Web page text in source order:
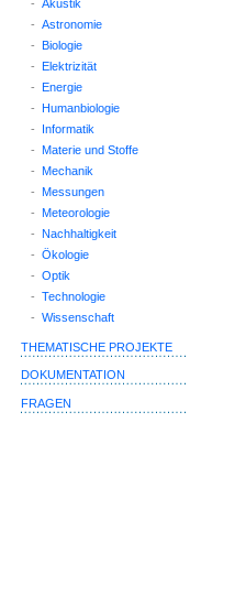
- Akustik
- Astronomie
- Biologie
- Elektrizität
- Energie
- Humanbiologie
-
Informatik
- Materie und Stoffe
- Mechanik
- Messungen
- Meteorologie
- Nachhaltigkeit
- Ökologie
- Optik
- Technologie
- Wissenschaft
THEMATISCHE PROJEKTE
DOKUMENTATION
FRAGEN